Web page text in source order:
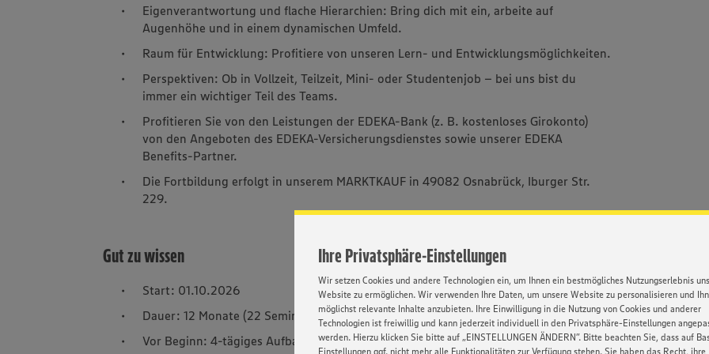
Ihre Privatsphäre-Einstellungen
Wir setzen Cookies und andere Technologien ein, um Ihnen ein bestmögliches Nutzungserlebnis
Website zu ermöglichen. Wir verwenden Ihre Daten, um unsere Website zu personalisieren und
möglichst relevante Inhalte anzubieten. Ihre Einwilligung in die Nutzung von Cookies und anderer
Technologien ist freiwillig und kann jederzeit individuell in den Privatsphäre-Einstellungen
werden. Hierzu klicken Sie bitte auf „EINSTELLUNGEN ÄNDERN”. Bitte beachten Sie, dass auf
Einstellungen ggf. nicht mehr alle Funktionalitäten zur Verfügung stehen. Sie haben das Recht, ihre
Eigenverantwortung und flache Hierarchien: Bring dich mit ein, arbeite auf
Augenhöhe und in einem dynamischen Umfeld.
Raum für Entwicklung: Profitiere von unseren Lern- und Entwicklungsmöglichkeiten.
Perspektiven: Ob in Vollzeit, Teilzeit, Mini- oder Studentenjob – bei uns bist du
immer ein wichtiger Teil des Teams.
Profitieren Sie von den Leistungen der EDEKA-Bank (z. B. kostenloses Girokonto)
von den Angeboten des EDEKA-Versicherungsdienstes sowie unserer EDEKA
Benefits-Partner.
Die Fortbildung erfolgt in unserem MARKTKAUF in 49082 Osnabrück, Iburger Str.
229.
Gut zu wissen
Start: 01.10.2026
Dauer: 12 Monate (22 Seminartage zzgl. Abschlussprüfung)
Vor Beginn: 4-tägiges Aufbauseminar